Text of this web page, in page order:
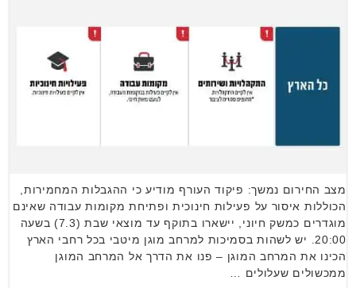
מצב החירום נמשך: פיקוד העורף מודיע כי ההגבלות המחמירות,
הכוללות איסור על פעילות חינוכית ופתיחת מקומות עבודה שאינם
מוגדרים כמשק חיוני, יישארו בתוקף עד מוצאי שבת (7.3) בשעה
20:00. יש לשהות בסמיכות למרחב מוגן מיטבי בכל רחבי הארץ
הכינו את המרחב המוגן – פנו את הדרך אל המרחב המוגן
ממכשולים שעלולים …